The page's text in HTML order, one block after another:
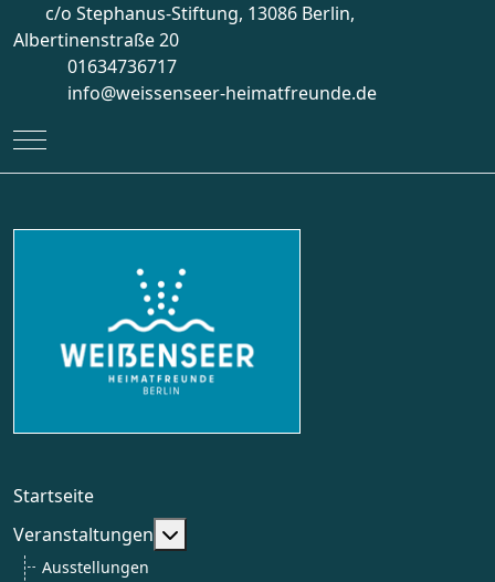
c/o Stephanus-Stiftung, 13086 Berlin,
Albertinenstraße 20
01634736717
info@weissenseer-heimatfreunde.de
Mobile Menu Toggle
Startseite
Veranstaltungen
Weitere Informationen:
Ausstellungen